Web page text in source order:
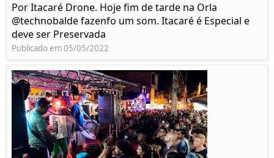
Por Itacaré Drone. Hoje fim de tarde na Orla
@technobalde fazenfo um som. Itacaré é Especial e
deve ser Preservada
Publicado em 05/05/2022